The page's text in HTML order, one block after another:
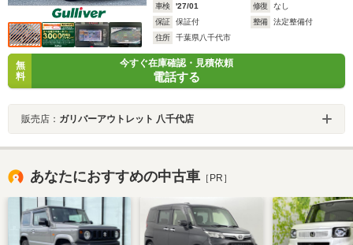
車検
'27/01 修復
なし
保証
保証付 整備
法定整備付
住所
千葉県八千代市
無
料
今すぐ在庫確認・見積依頼
電話する
販売店： ガリバーアウトレット 八千代店
あなたにおすすめの中古車 ［PR］